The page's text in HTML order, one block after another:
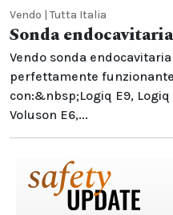
Vendo | Tutta Italia
Sonda
Vendo sonda
perfettamente
con:&nbsp;Logiq E9,
Voluson E6,...